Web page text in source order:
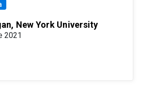
New York University
2021